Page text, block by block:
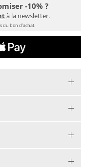
-10% ?
à la newsletter.
du bon d'achat.